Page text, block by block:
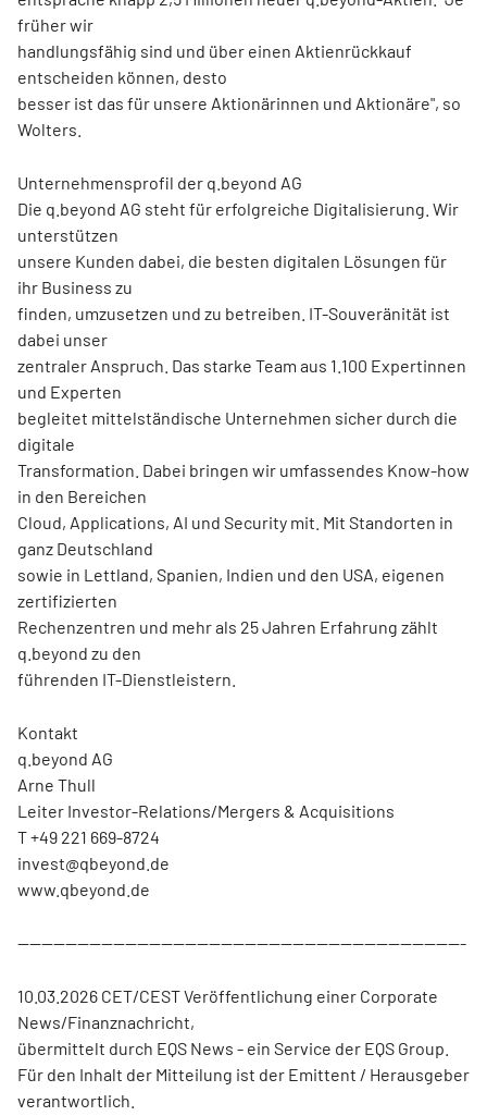
früher wir
handlungsfähig sind und über einen Aktienrückkauf
entscheiden können, desto
besser ist das für unsere Aktionärinnen und Aktionäre", so
Wolters.
Unternehmensprofil der q.beyond AG
Die q.beyond AG steht für erfolgreiche Digitalisierung. Wir
unterstützen
unsere Kunden dabei, die besten digitalen Lösungen für
ihr Business zu
finden, umzusetzen und zu betreiben. IT-Souveränität ist
dabei unser
zentraler Anspruch. Das starke Team aus 1.100 Expertinnen
und Experten
begleitet mittelständische Unternehmen sicher durch die
digitale
Transformation. Dabei bringen wir umfassendes Know-how
in den Bereichen
Cloud, Applications, AI und Security mit. Mit Standorten in
ganz Deutschland
sowie in Lettland, Spanien, Indien und den USA, eigenen
zertifizierten
Rechenzentren und mehr als 25 Jahren Erfahrung zählt
q.beyond zu den
führenden IT-Dienstleistern.
Kontakt
q.beyond AG
Arne Thull
Leiter Investor-Relations/Mergers & Acquisitions
T +49 221 669-8724
invest@qbeyond.de
www.qbeyond.de
---------------------------------------------------------------------------
10.03.2026 CET/CEST Veröffentlichung einer Corporate
News/Finanznachricht,
übermittelt durch EQS News - ein Service der EQS Group.
Für den Inhalt der Mitteilung ist der Emittent / Herausgeber
verantwortlich.